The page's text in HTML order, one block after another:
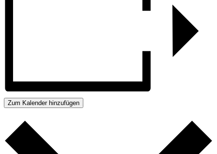
Zum Kalender hinzufügen